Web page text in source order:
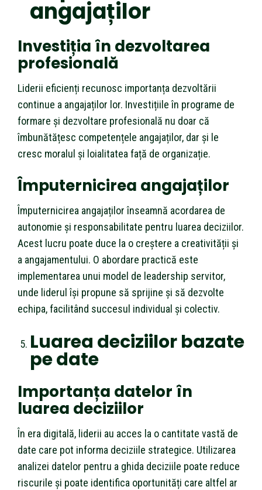
angajaților
Investiția în dezvoltarea
profesională
Liderii eficienți recunosc importanța dezvoltării
continue a angajaților lor. Investițiile în programe de
formare și dezvoltare profesională nu doar că
îmbunătățesc competențele angajaților, dar și le
cresc moralul și loialitatea față de organizație.
Împuternicirea angajaților
Împuternicirea angajaților înseamnă acordarea de
autonomie și responsabilitate pentru luarea deciziilor.
Acest lucru poate duce la o creștere a creativității și
a angajamentului. O abordare practică este
implementarea unui model de leadership servitor,
unde liderul își propune să sprijine și să dezvolte
echipa, facilitând succesul individual și colectiv.
Luarea deciziilor bazate
pe date
Importanța datelor în
luarea deciziilor
În era digitală, liderii au acces la o cantitate vastă de
date care pot informa deciziile strategice. Utilizarea
analizei datelor pentru a ghida deciziile poate reduce
riscurile și poate identifica oportunități care altfel ar